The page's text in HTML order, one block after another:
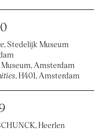
, Stedelijk Museum
Amsterdam
, H401, Amsterdam
Heerlen